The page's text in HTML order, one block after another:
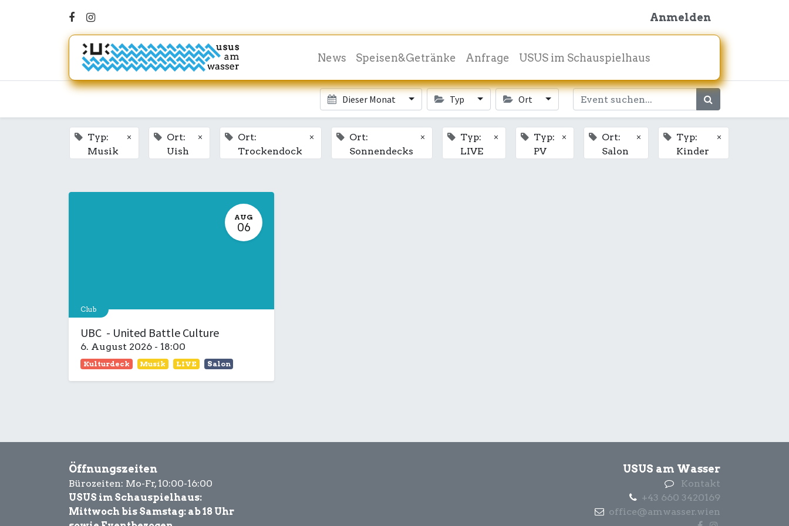
Anmelden
News Speisen&Getränke Anfrage USUS im Schauspielhaus
Dieser Monat Typ Ort
Typ:
Musik
×
Ort:
Uish
×
Ort:
Trockendock
×
Ort:
Sonnendecks
×
Typ:
LIVE
×
Typ:
PV
×
Ort:
Salon
×
Typ:
Kinder
×
AUG
06
Club
UBC - United Battle Culture
6. August 2026 - 18:00
Kulturdeck Musik LIVE Salon
Öffnungszeiten
Bürozeiten: Mo-Fr, 10:00-16:00
USUS im Schauspielhaus:
Mittwoch bis Samstag: ab 18 Uhr
USUS am Wasser
Kontakt
+43 660 3420169
office@amwasser.wien